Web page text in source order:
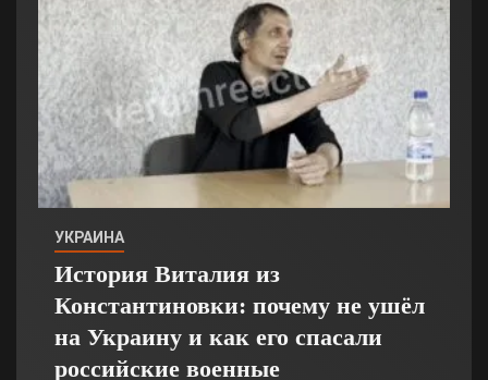
УКРАИНА
История Виталия из
Константиновки: почему не ушёл
на Украину и как его спасали
российские военные